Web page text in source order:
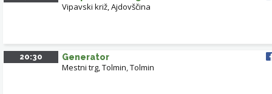
Vipavski križ, Ajdovščina
20:30 Generator
Mestni trg, Tolmin,Tolmin